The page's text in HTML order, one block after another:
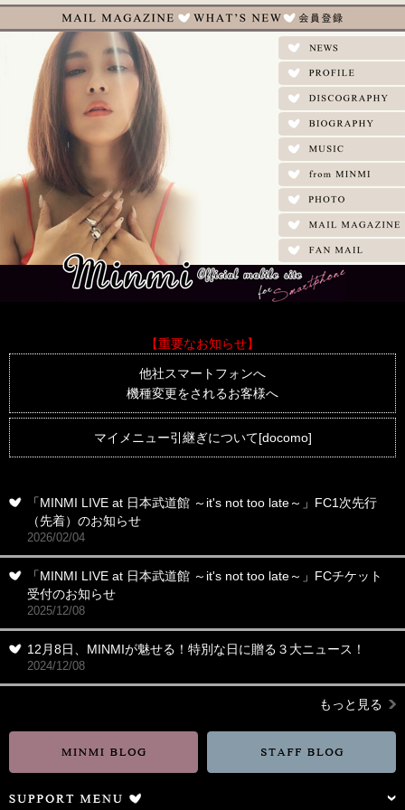
【重要なお知らせ】
他社スマートフォンへ
機種変更をされるお客様へ
マイメニュー引継ぎについて[docomo]
「MINMI LIVE at 日本武道館 ～it's not too late～」FC1次先行
（先着）のお知らせ
2026/02/04
「MINMI LIVE at 日本武道館 ～it's not too late～」FCチケット
受付のお知らせ
2025/12/08
12月8日、MINMIが魅せる！特別な日に贈る３大ニュース！
2024/12/08
もっと見る